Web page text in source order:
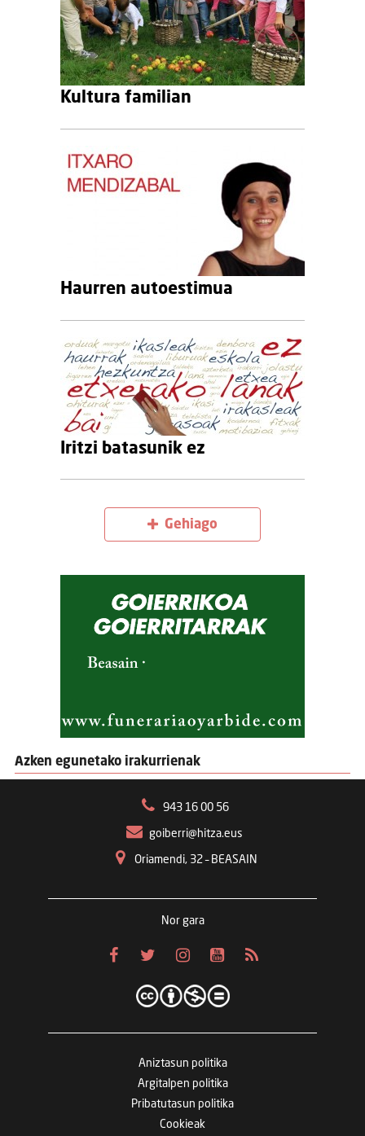
Kultura familian
Haurren autoestimua
Iritzi batasunik ez
Gehiago
Azken egunetako irakurrienak
943 16 00 56
goiberri@hitza.eus
Oriamendi, 32 – BEASAIN
Nor gara
Aniztasun politika
Argitalpen politika
Pribatutasun politika
Cookieak